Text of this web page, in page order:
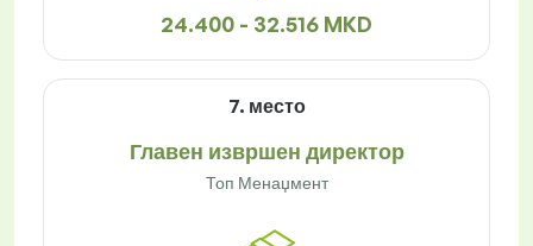
24.400 - 32.516 MKD
7. место
Главен извршен директор
Топ Менаџмент